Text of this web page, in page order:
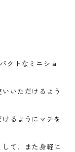
クトなミニショ
いただけるよう
るようにマチを
て、また身軽に